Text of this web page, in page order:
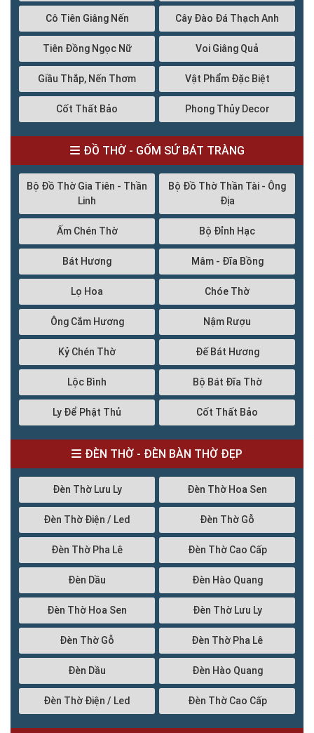
Cô Tiên Giâng Nến Cây Đào Đá Thạch Anh
Tiên Đồng Ngọc Nữ Voi Giâng Quả
Giầu Thắp, Nến Thơm Vật Phẩm Đặc Biệt
Cốt Thất Bảo Phong Thủy Decor
ĐỒ THỜ - GỐM SỨ BÁT TRÀNG
Bộ Đồ Thờ Gia Tiên - Thần
Linh
Bộ Đồ Thờ Thần Tài - Ông
Địa
Ấm Chén Thờ Bộ Đỉnh Hạc
Bát Hương Mâm - Đĩa Bồng
Lọ Hoa Chóe Thờ
Ông Cắm Hương Nậm Rượu
Kỷ Chén Thờ Đế Bát Hương
Lộc Bình Bộ Bát Đĩa Thờ
Ly Để Phật Thủ Cốt Thất Bảo
ĐÈN THỜ - ĐÈN BÀN THỜ ĐẸP
Đèn Thờ Lưu Ly Đèn Thờ Hoa Sen
Đèn Thờ Điện / Led Đèn Thờ Gỗ
Đèn Thờ Pha Lê Đèn Thờ Cao Cấp
Đèn Dầu Đèn Hào Quang
Đèn Thờ Hoa Sen Đèn Thờ Lưu Ly
Đèn Thờ Gỗ Đèn Thờ Pha Lê
Đèn Dầu Đèn Hào Quang
Đèn Thờ Điện / Led Đèn Thờ Cao Cấp